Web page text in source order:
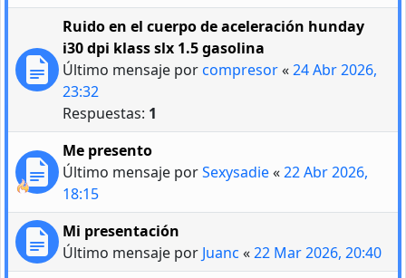
Ruido en el cuerpo de aceleración hunday
i30 dpi klass slx 1.5 gasolina
Último mensaje porcompresor«24 Abr 2026,
23:32
Respuestas: 1
Me presento
Último mensaje porSexysadie«22 Abr 2026,
18:15
Mi presentación
Último mensaje por Juanc «22 Mar 2026, 20:40